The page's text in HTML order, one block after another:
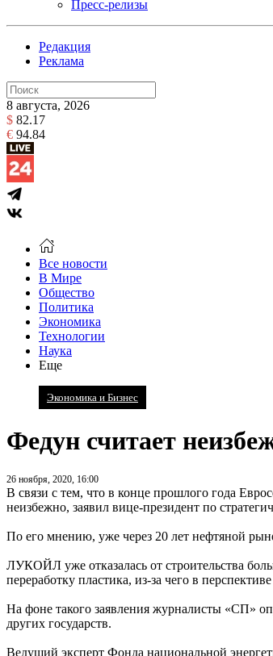
Пресс-релизы
Редакция
Реклама
8 августа, 2026
$ 82.17
€ 94.84
Все новости
В Мире
Общество
Политика
Экономика
Технологии
Наука
Еще
Экономика и Бизнес
Федун считает
26 ноября, 2020, 16:00
В связи с тем, что в конце прошлого года
неизбежно, заявил вице-президент по
По его мнению, уже через 20 лет нефтяной
ЛУКОЙЛ уже отказалась от строительства
переработку пластика, из-за чего в
На фоне такого заявления журналисты «СП»
других государств.
Ведущий эксперт Фонда национальной